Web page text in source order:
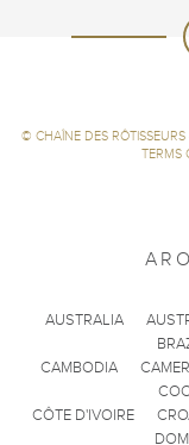
© CHAÎNE DES
TERMS
AUSTRALIA
CAMBODIA
CÔTE D'IVOIRE